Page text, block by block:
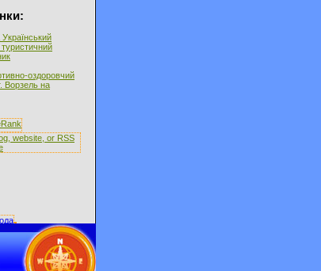
оздоровчий
Ворзель на